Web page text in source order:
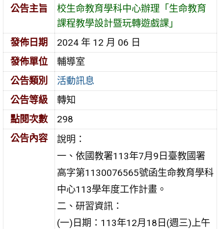
公告主旨
校生命教育學科中心辦理「生命教育
課程教學設計暨玩轉遊戲課」
發佈日期
2024 年 12 月 06 日
發佈單位
輔導室
公告類別
活動訊息
公告等級
轉知
點閱次數
298
公告內容
說明：
一、依國教署113年7月9日臺教國署
高字第1130076565號函生命教育學科
中心113學年度工作計畫。
二、研習資訊：
(一)日期：113年12月18日(週三)上午